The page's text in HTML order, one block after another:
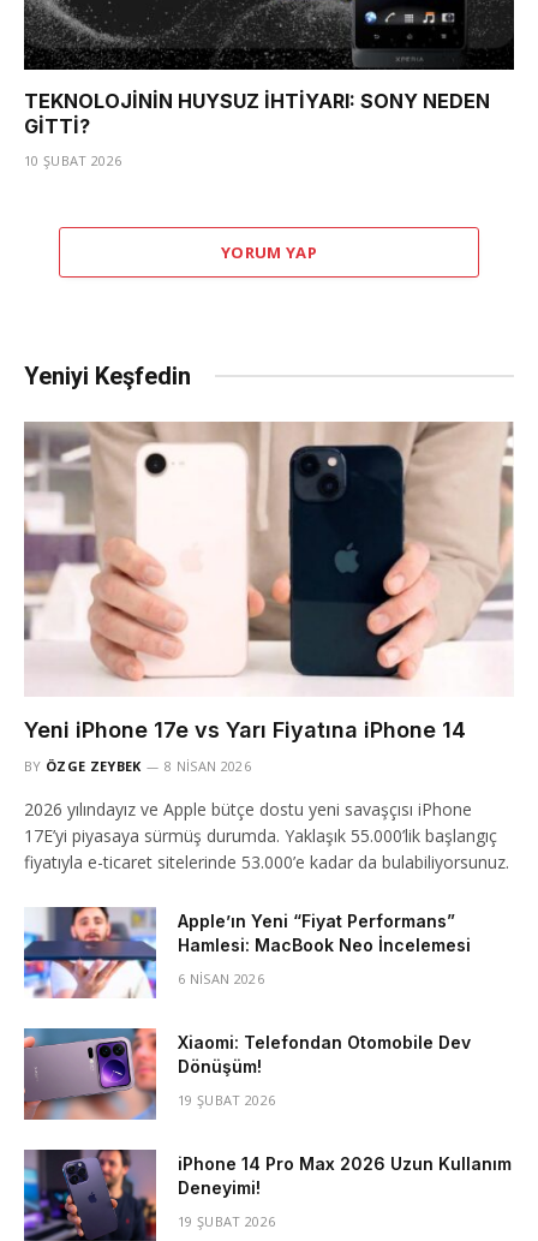
TEKNOLOJİNİN HUYSUZ İHTİYARI: SONY NEDEN
GİTTİ?
10 ŞUBAT 2026
YORUM YAP
Yeniyi Keşfedin
Yeni iPhone 17e vs Yarı Fiyatına iPhone 14
BY ÖZGE ZEYBEK 8 NISAN 2026
2026 yılındayız ve Apple bütçe dostu yeni savaşçısı iPhone
17E’yi piyasaya sürmüş durumda. Yaklaşık 55.000’lik başlangıç
fiyatıyla e-ticaret sitelerinde 53.000’e kadar da bulabiliyorsunuz.
Apple’ın Yeni “Fiyat Performans”
Hamlesi: MacBook Neo İncelemesi
6 NISAN 2026
Xiaomi: Telefondan Otomobile Dev
Dönüşüm!
19 ŞUBAT 2026
iPhone 14 Pro Max 2026 Uzun Kullanım
Deneyimi!
19 ŞUBAT 2026